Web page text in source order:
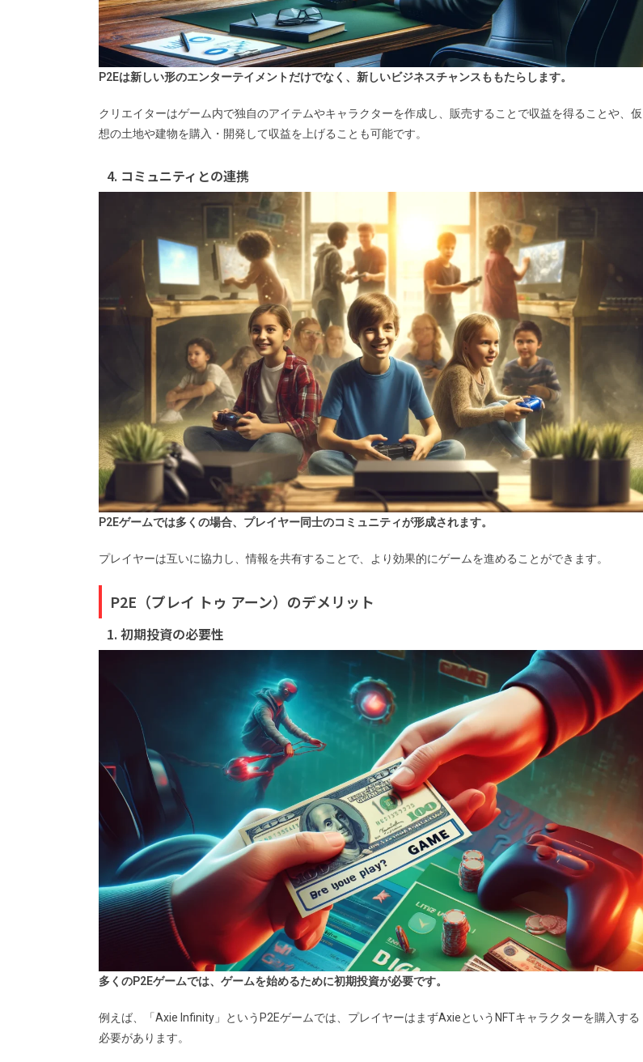
P2Eは新しい形のエンターテイメントだけでなく、新しいビジネスチャンスももたらします。
クリエイターはゲーム内で独自のアイテムやキャラクターを作成し、販売することで収益を得ることや、仮
想の土地や建物を購入・開発して収益を上げることも可能です。
4. コミュニティとの連携
P2Eゲームでは多くの場合、プレイヤー同士のコミュニティが形成されます。
プレイヤーは互いに協力し、情報を共有することで、より効果的にゲームを進めることができます。
P2E（プレイ トゥ アーン）のデメリット
1. 初期投資の必要性
多くのP2Eゲームでは、ゲームを始めるために初期投資が必要です。
例えば、「Axie Infinity」というP2Eゲームでは、プレイヤーはまずAxieというNFTキャラクターを購入する
必要があります。